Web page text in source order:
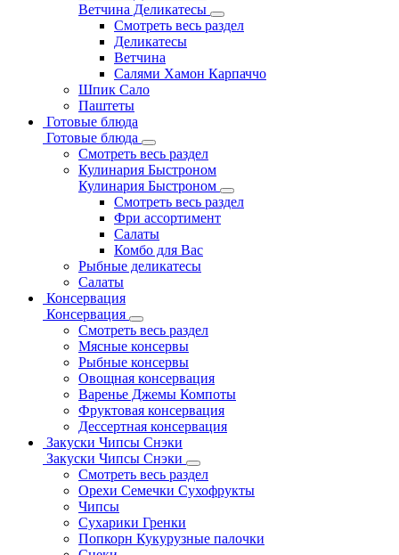
Ветчина Деликатесы
Смотреть весь раздел
Деликатесы
Ветчина
Салями Хамон Карпаччо
Шпик Сало
Паштеты
Готовые блюда
Готовые блюда
Смотреть весь раздел
Кулинария Быстроном
Кулинария Быстроном
Смотреть весь раздел
Фри ассортимент
Салаты
Комбо для Вас
Рыбные деликатесы
Салаты
Консервация
Консервация
Смотреть весь раздел
Мясные консервы
Рыбные консервы
Овощная консервация
Варенье Джемы Компоты
Фруктовая консервация
Дессертная консервация
Закуски Чипсы Снэки
Закуски Чипсы Снэки
Смотреть весь раздел
Орехи Семечки Сухофрукты
Чипсы
Сухарики Гренки
Попкорн Кукурузные палочки